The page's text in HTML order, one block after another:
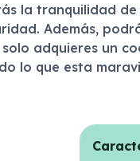
la tranquilidad
Además,
adquieres un
lo que esta